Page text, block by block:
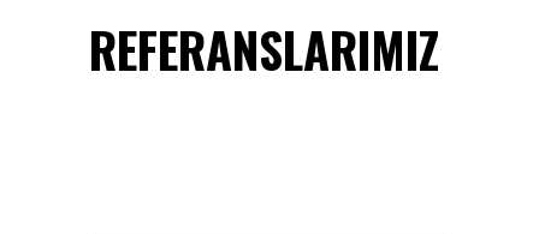
REFERANSLARIMIZ